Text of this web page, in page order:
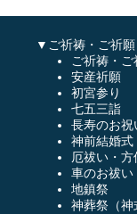
▼ご祈祷・ご祈願
ご祈祷・ご
安産祈願
初宮参り
七五三詣
長寿のお祝
神前結婚式
厄祓い・方
車のお祓い
地鎮祭
神葬祭（神